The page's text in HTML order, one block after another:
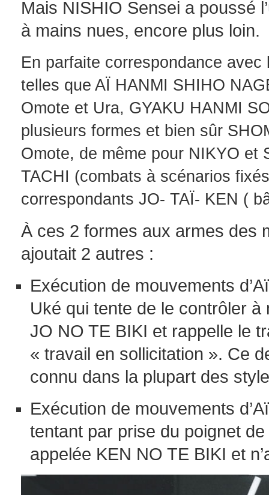
Mais NISHIO Sensei a poussé
à mains nues, encore plus loin.
En parfaite correspondance
telles que AÏ HANMI SHIHO
Omote et Ura, GYAKU HANMI
plusieurs formes et bien sûr
Omote, de même pour NIKYO et
TACHI (combats à scénarios
correspondants JO- TAÏ- KEN (
À ces 2 formes aux armes des
ajoutait 2 autres :
Exécution de mouvements
Uké qui tente de le contrôler
JO NO TE BIKI et rappelle le
« travail en sollicitation ». Ce
connu dans la plupart des
Exécution de mouvements
tentant par prise du poignet
appelée KEN NO TE BIKI et